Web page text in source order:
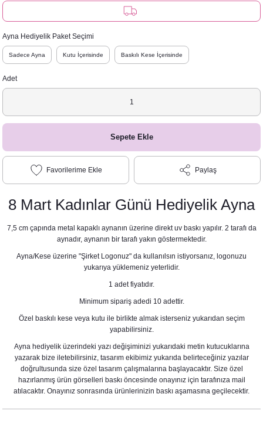
Ayna Hediyelik Paket Seçimi
Sadece Ayna Kutu İçerisinde Baskılı Kese İçerisinde
Adet
Sepete Ekle
Paylaş
8 Mart Kadınlar Günü Hediyelik Ayna
7,5 cm çapında metal kapaklı aynanın üzerine direkt uv baskı yapılır. 2 tarafı da
aynadır, aynanın bir tarafı yakın göstermektedir.
Ayna/Kese üzerine "Şirket Logonuz" da kullanılsın istiyorsanız, logonuzu
yukarıya yüklemeniz yeterlidir.
1 adet fiyatıdır.
Minimum sipariş adedi 10 adettir.
Özel baskılı kese veya kutu ile birlikte almak isterseniz yukarıdan seçim
yapabilirsiniz.
Ayna hediyelik üzerindeki yazı değişiminizi yukarıdaki metin kutucuklarına
yazarak bize iletebilirsiniz, tasarım ekibimiz yukarıda belirteceğiniz yazılar
doğrultusunda size özel tasarım çalışmalarına başlayacaktır. Size özel
hazırlanmış ürün görselleri baskı öncesinde onayınız için tarafınıza mail
atılacaktır. Onayınız sonrasında ürünlerinizin baskı aşamasına geçilecektir.